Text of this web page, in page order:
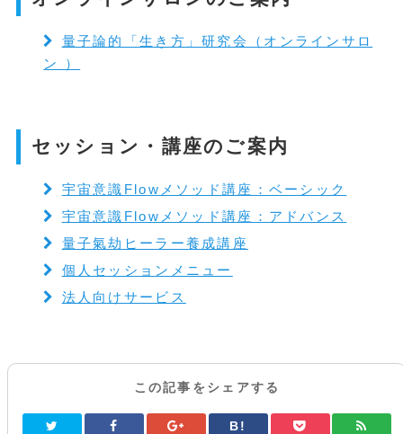
量子論的「生き方」研究会（オンラインサロ
ン ）
セッション・講座のご案内
宇宙意識Flowメソッド講座：ベーシック
宇宙意識Flowメソッド講座：アドバンス
量子氣劫ヒーラー養成講座
個人セッションメニュー
法人向けサービス
この記事をシェアする
B!